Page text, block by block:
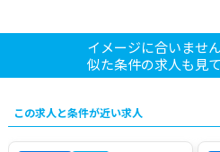
イメージに合いませ
似た条件の求人も見
この求人と条件が近い求人